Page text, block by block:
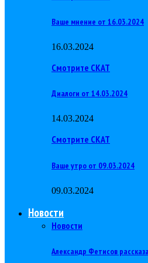
Ваше мнение от 16.03.2024
16.03.2024
Смотрите СКАТ
Диалоги от 14.03.2024
14.03.2024
Смотрите СКАТ
Ваше утро от 09.03.2024
09.03.2024
Новости
Новости
Александр Фетисов